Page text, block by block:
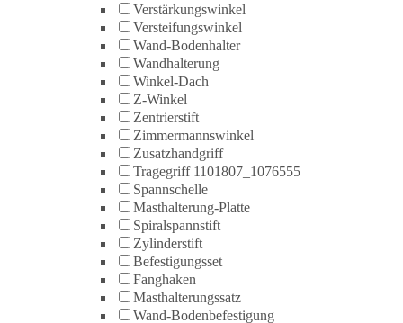
Verstärkungswinkel
Versteifungswinkel
Wand-Bodenhalter
Wandhalterung
Winkel-Dach
Z-Winkel
Zentrierstift
Zimmermannswinkel
Zusatzhandgriff
Tragegriff 1101807_1076555
Spannschelle
Masthalterung-Platte
Spiralspannstift
Zylinderstift
Befestigungsset
Fanghaken
Masthalterungssatz
Wand-Bodenbefestigung